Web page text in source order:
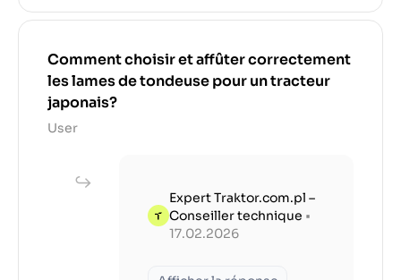
Comment choisir et affûter correctement
les lames de tondeuse pour un tracteur
japonais?
User
Expert Traktor.com.pl –
Conseiller technique •
17.02.2026